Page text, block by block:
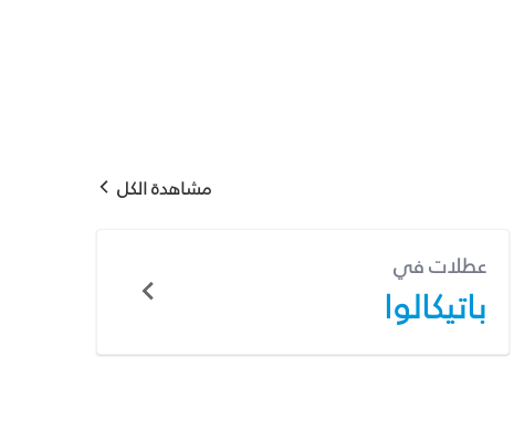
مشاهدة الكل
عطلات في
باتيكالوا